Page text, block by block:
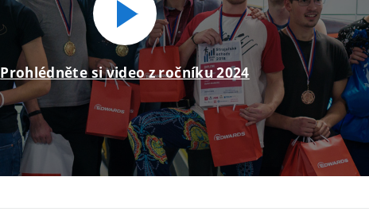
Přehrát
Prohlédněte si video z ročníku 2024